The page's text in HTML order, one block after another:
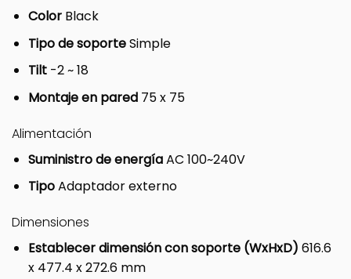
Color Black
Tipo de soporteSimple
Tilt -2 ~ 18
Montaje en pared 75 x 75
Alimentación
Suministro de energíaAC 100~240V
TipoAdaptador externo
Dimensiones
Establecer dimensión con soporte (WxHxD) 616.6
x 477.4 x 272.6 mm